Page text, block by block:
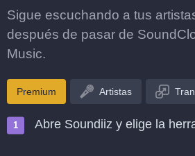
Sigue escuchando a tus
después de pasar de
Music.
Premium Artistas
Abre Soundiiz y elige la